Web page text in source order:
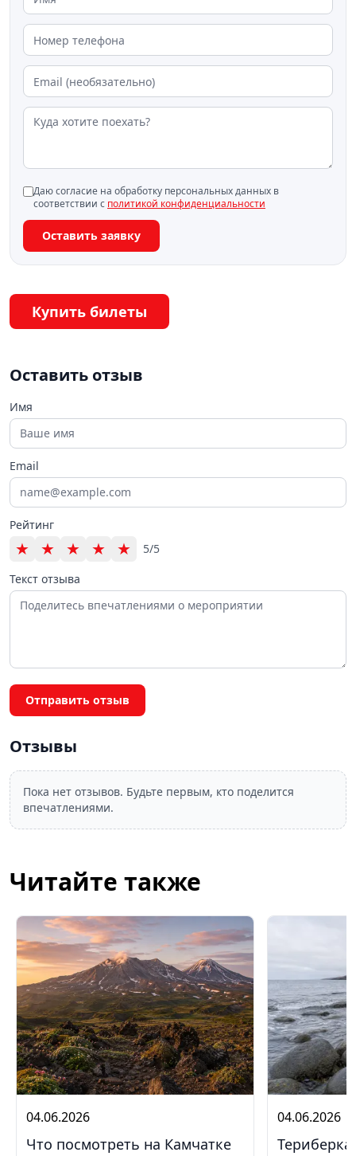
Даю согласие на обработку персональных данных в
соответствии с политикой конфиденциальности
Оставить заявку
Купить билеты
Оставить отзыв
Имя
Email
Рейтинг
★ ★ ★ ★ ★
5/5
Текст отзыва
Отправить отзыв
Отзывы
Пока нет отзывов. Будьте первым, кто поделится
впечатлениями.
Читайте также
04.06.2026
Что посмотреть на Камчатке
04.06.2026